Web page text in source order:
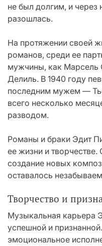
не был долгим, и через
разошлась.
На протяжении своей
романов, среди ее
мужчины, как
Делиль. В 1940 году
последним мужем —
всего несколько
разводом.
Романы и браки Эдит
ее жизни и
создание новых
оставалось
Творчество и
Музыкальная карьера
успешной и
эмоциональное